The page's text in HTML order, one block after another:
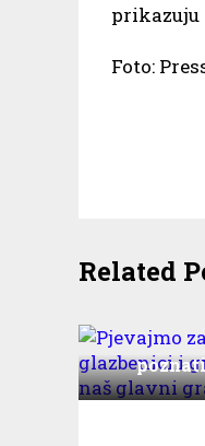
prikazuju
Foto:
Related
građani